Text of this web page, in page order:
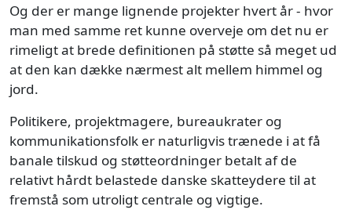
Og der er mange lignende projekter hvert år - hvor
man med samme ret kunne overveje om det nu er
rimeligt at brede definitionen på støtte så meget ud
at den kan dække nærmest alt mellem himmel og
jord.
Politikere, projektmagere, bureaukrater og
kommunikationsfolk er naturligvis trænede i at få
banale tilskud og støtteordninger betalt af de
relativt hårdt belastede danske skatteydere til at
fremstå som utroligt centrale og vigtige.